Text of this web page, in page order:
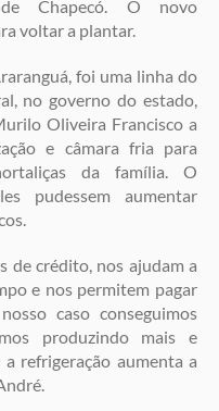
Chapecó. O novo
voltar a plantar.
foi uma linha do
no governo do estado,
Oliveira Francisco a
e câmara fria para
da família. O
pudessem aumentar
de crédito, nos ajudam a
e nos permitem pagar
caso conseguimos
produzindo mais e
refrigeração aumenta a